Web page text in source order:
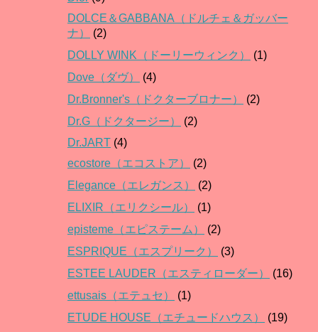
DOLCE＆GABBANA（ドルチェ＆ガッバー
ナ）
(2)
DOLLY WINK（ドーリーウィンク）
(1)
Dove（ダヴ）
(4)
Dr.Bronner's（ドクターブロナー）
(2)
Dr.G（ドクタージー）
(2)
Dr.JART (4)
ecostore（エコストア）
(2)
Elegance（エレガンス）
(2)
ELIXIR（エリクシール）
(1)
episteme（エピステーム）
(2)
ESPRIQUE（エスプリーク）
(3)
ESTEE LAUDER（エスティローダー）
(16)
ettusais（エテュセ）
(1)
ETUDE HOUSE（エチュードハウス）
(19)